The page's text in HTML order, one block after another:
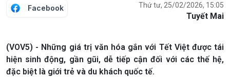
Facebook Thứ tư, 25/02/2026, 15:05
Tuyết Mai
(VOV5) - Những giá trị văn hóa gắn với Tết Việt được tái
hiện sinh động, gần gũi, dễ tiếp cận đối với các thế hệ,
đặc biệt là giới trẻ và du khách quốc tế.